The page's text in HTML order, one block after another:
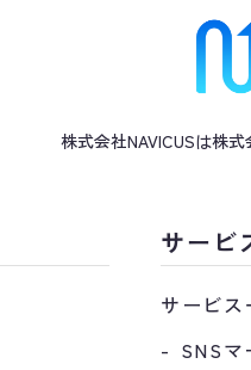
株式会社NAVICUSは株式
サービ
サービス
SNS